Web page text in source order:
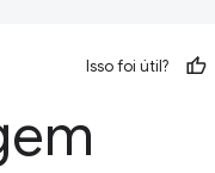
Isso foi útil?